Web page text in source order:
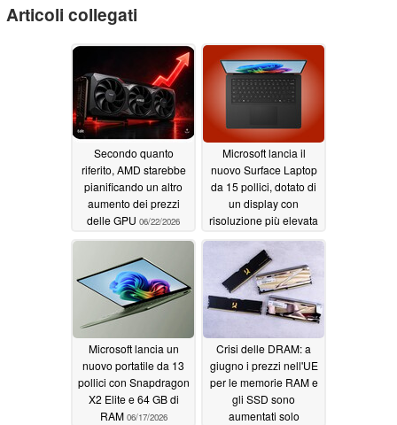
Articoli collegati
Secondo quanto
riferito, AMD starebbe
pianificando un altro
aumento dei prezzi
delle GPU 06/22/2026
Microsoft lancia il
nuovo Surface Laptop
da 15 pollici, dotato di
un display con
risoluzione più elevata
potenti06/17/2026
Microsoft lancia un
nuovo portatile da 13
pollici con Snapdragon
X2 Elite e 64 GB di
RAM 06/17/2026
Crisi delle DRAM: a
giugno i prezzi nell'UE
per le memorie RAM e
gli SSD sono
aumentati solo